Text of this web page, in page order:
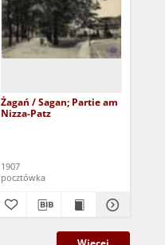
Żagań / Sagan; Partie am
Nizza-Patz
1907
pocztówka